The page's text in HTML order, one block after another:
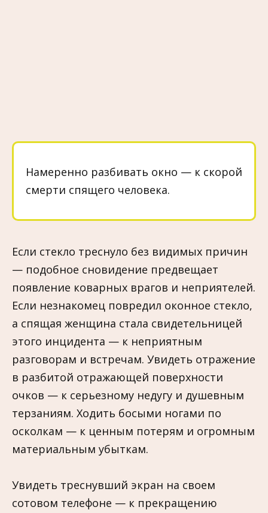
Намеренно разбивать окно — к скорой
смерти спящего человека.
Если стекло треснуло без видимых причин
— подобное сновидение предвещает
появление коварных врагов и неприятелей.
Если незнакомец повредил оконное стекло,
а спящая женщина стала свидетельницей
этого инцидента — к неприятным
разговорам и встречам. Увидеть отражение
в разбитой отражающей поверхности
очков — к серьезному недугу и душевным
терзаниям. Ходить босыми ногами по
осколкам — к ценным потерям и огромным
материальным убыткам.
Увидеть треснувший экран на своем
сотовом телефоне — к прекращению